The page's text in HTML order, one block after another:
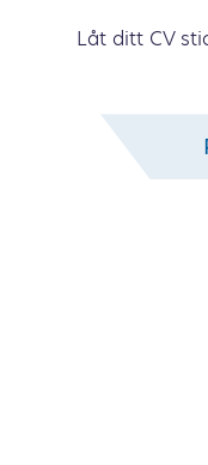
Låt ditt CV